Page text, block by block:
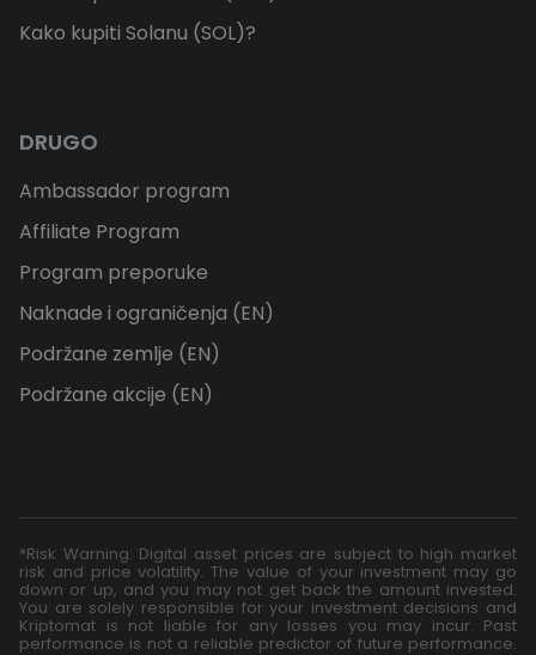
Kako kupiti Solanu (SOL)?
DRUGO
Ambassador program
Affiliate Program
Program preporuke
Naknade i ograničenja (EN)
Podržane zemlje (EN)
Podržane akcije (EN)
*Risk Warning: Digital asset prices are subject to high market
risk and price volatility. The value of your investment may go
down or up, and you may not get back the amount invested.
You are solely responsible for your investment decisions and
Kriptomat is not liable for any losses you may incur. Past
performance is not a reliable predictor of future performance.